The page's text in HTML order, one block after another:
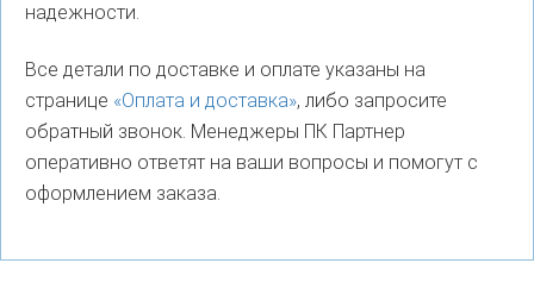
надежности.
Все детали по доставке и оплате указаны на
странице «Оплата и доставка», либо запросите
обратный звонок. Менеджеры ПК Партнер
оперативно ответят на ваши вопросы и помогут с
оформлением заказа.